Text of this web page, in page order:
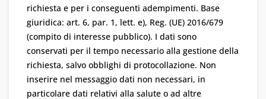
richiesta e per i conseguenti adempimenti. Base
giuridica: art. 6, par. 1, lett. e), Reg. (UE) 2016/679
(compito di interesse pubblico). I dati sono
conservati per il tempo necessario alla gestione della
richiesta, salvo obblighi di protocollazione. Non
inserire nel messaggio dati non necessari, in
particolare dati relativi alla salute o ad altre